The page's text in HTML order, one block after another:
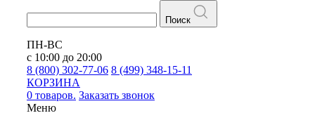
Поиск
ПН-ВС
с 10:00 до 20:00
8 (800) 302-77-06 8 (499) 348-15-11
КОРЗИНА
0 товаров. Заказать звонок
Меню